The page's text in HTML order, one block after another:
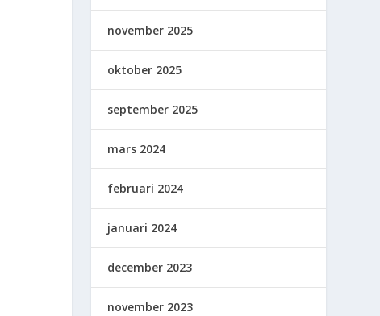
november 2025
oktober 2025
september 2025
mars 2024
februari 2024
januari 2024
december 2023
november 2023